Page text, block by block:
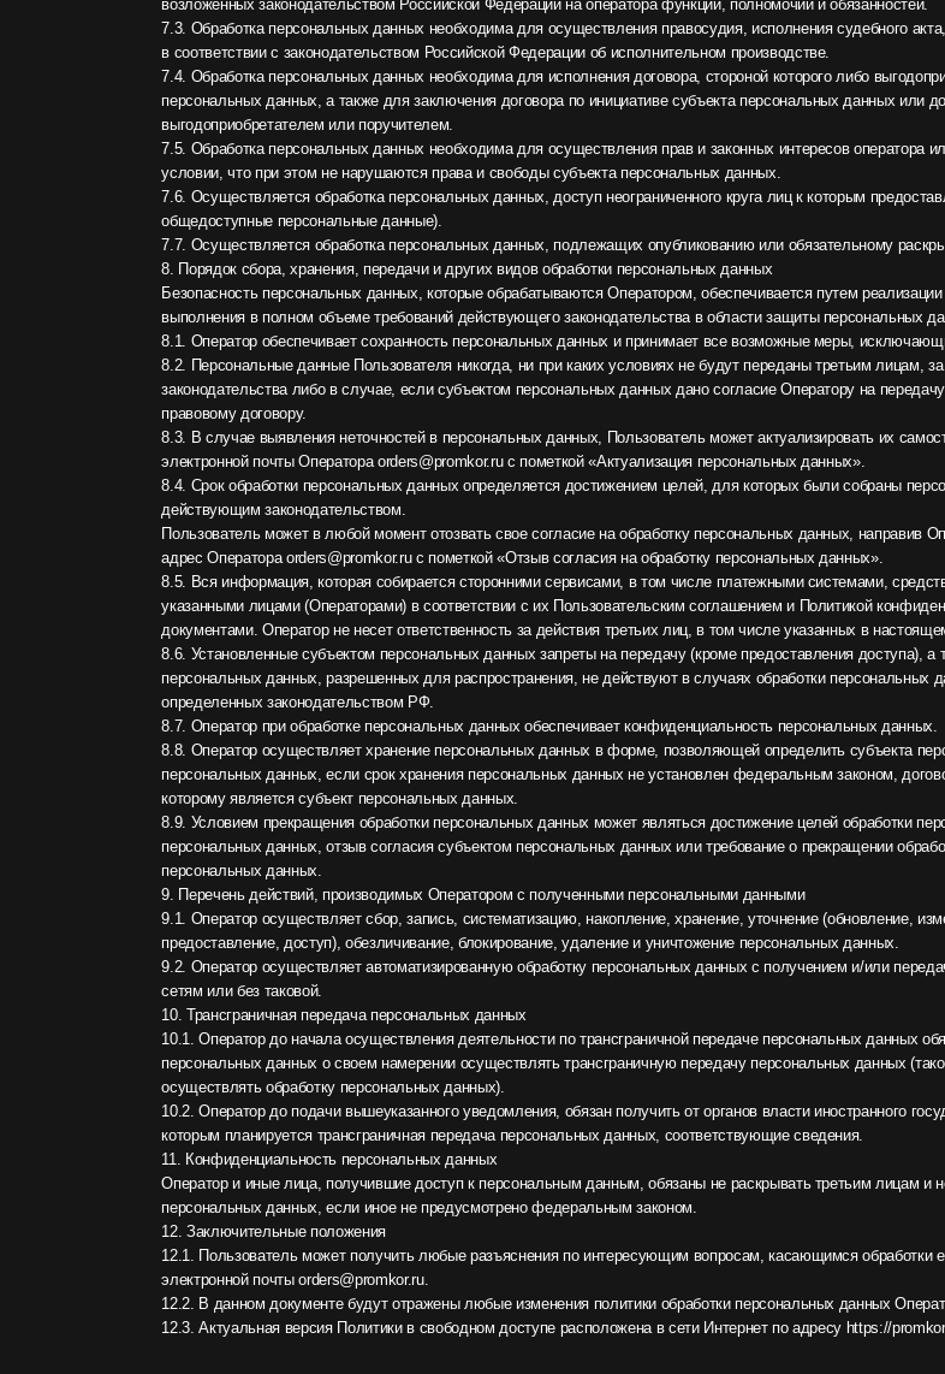
8.2. Персональные данные Пользователя никогда, ни при каких условиях не будут переданы третьим лицам, за исключением
законодательства либо в случае, если субъектом персональных данных дано согласие Оператору на передачу данных
правовому договору.
8.3. В случае выявления неточностей в персональных данных, Пользователь может актуализировать их самостоятельно,
электронной почты Оператора orders@promkor.ru с пометкой «Актуализация персональных данных».
8.4. Срок обработки персональных данных определяется достижением целей, для которых были собраны персональные
действующим законодательством.
Пользователь может в любой момент отозвать свое согласие на обработку персональных данных, направив Оператору
адрес Оператора orders@promkor.ru с пометкой «Отзыв согласия на обработку персональных данных».
8.5. Вся информация, которая собирается сторонними сервисами, в том числе платежными системами, средствами связи и
указанными лицами (Операторами) в соответствии с их Пользовательским соглашением и Политикой конфиденциальности.
документами. Оператор не несет ответственность за действия третьих лиц, в том числе указанных в настоящем пункте
8.6. Установленные субъектом персональных данных запреты на передачу (кроме предоставления доступа), а также на
персональных данных, разрешенных для распространения, не действуют в случаях обработки персональных данных в
определенных законодательством РФ.
8.7. Оператор при обработке персональных данных обеспечивает конфиденциальность персональных данных.
8.8. Оператор осуществляет хранение персональных данных в форме, позволяющей определить субъекта персональных
персональных данных, если срок хранения персональных данных не установлен федеральным законом, договором, стороной
которому является субъект персональных данных.
8.9. Условием прекращения обработки персональных данных может являться достижение целей обработки персональных
персональных данных, отзыв согласия субъектом персональных данных или требование о прекращении обработки
персональных данных.
9. Перечень действий, производимых Оператором с полученными персональными данными
9.1. Оператор осуществляет сбор, запись, систематизацию, накопление, хранение, уточнение (обновление, изменение),
предоставление, доступ), обезличивание, блокирование, удаление и уничтожение персональных данных.
9.2. Оператор осуществляет автоматизированную обработку персональных данных с получением и/или передачей
сетям или без таковой.
10. Трансграничная передача персональных данных
10.1. Оператор до начала осуществления деятельности по трансграничной передаче персональных данных обязан
персональных данных о своем намерении осуществлять трансграничную передачу персональных данных (такое уведомление
осуществлять обработку персональных данных).
10.2. Оператор до подачи вышеуказанного уведомления, обязан получить от органов власти иностранного государства,
которым планируется трансграничная передача персональных данных, соответствующие сведения.
11. Конфиденциальность персональных данных
Оператор и иные лица, получившие доступ к персональным данным, обязаны не раскрывать третьим лицам и не
персональных данных, если иное не предусмотрено федеральным законом.
12. Заключительные положения
12.1. Пользователь может получить любые разъяснения по интересующим вопросам, касающимся обработки его
электронной почты orders@promkor.ru.
12.2. В данном документе будут отражены любые изменения политики обработки персональных данных Оператором.
12.3. Актуальная версия Политики в свободном доступе расположена в сети Интернет по адресу https://promkor.ru.
Поставки оборудования
Навигация по страницам:
О компании
Параллельный импорт
Контакты
125367, г. Москва, вн. тер. г.
муниципальный округ Коммунарка, п.
Коммунарка, ул. Потаповская роща,
д.18, к. 2, помещ. 1/П
ООО "ПРОМКО"
Правовая
ИНН: 7733229154
Политика